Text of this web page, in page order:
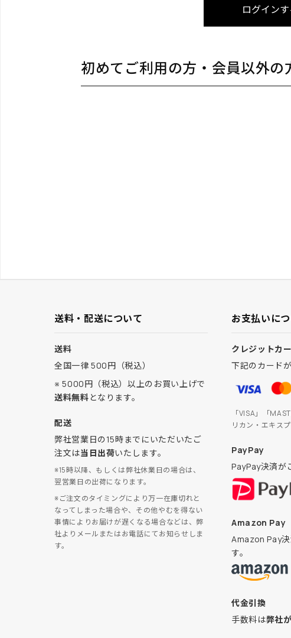
初めてご利用の方・会員以外の
送料・配送について
送料
全国一律 500円（税込）
※ 5000円（税込）以上のお買い上げで
送料無料となります。
配送
弊社営業日の15時までにいただいたご
注文は当日出荷いたします。
※15時以降、もしくは弊社休業日の場合は、
翌営業日の出荷になります。
※ご注文のタイミングにより万一在庫切れと
なってしまった場合や、その他やむを得ない
事情によりお届けが遅くなる場合などは、弊
社よりメールまたはお電話にてお知らせしま
す。
お支払いに
クレジットカ
下記のカード
「VISA」「
リカン・エキス
PayPay
PayPay決済が
Amazon Pay
Amazon Pay
す。
代金引換
手数料は弊社